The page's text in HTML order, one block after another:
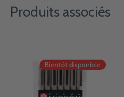
Produits associés
Bientôt disponible